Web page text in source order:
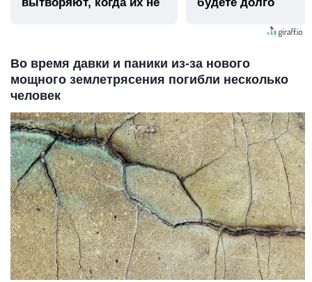
Во время давки и паники из-за нового
мощного землетрясения погибли несколько
человек